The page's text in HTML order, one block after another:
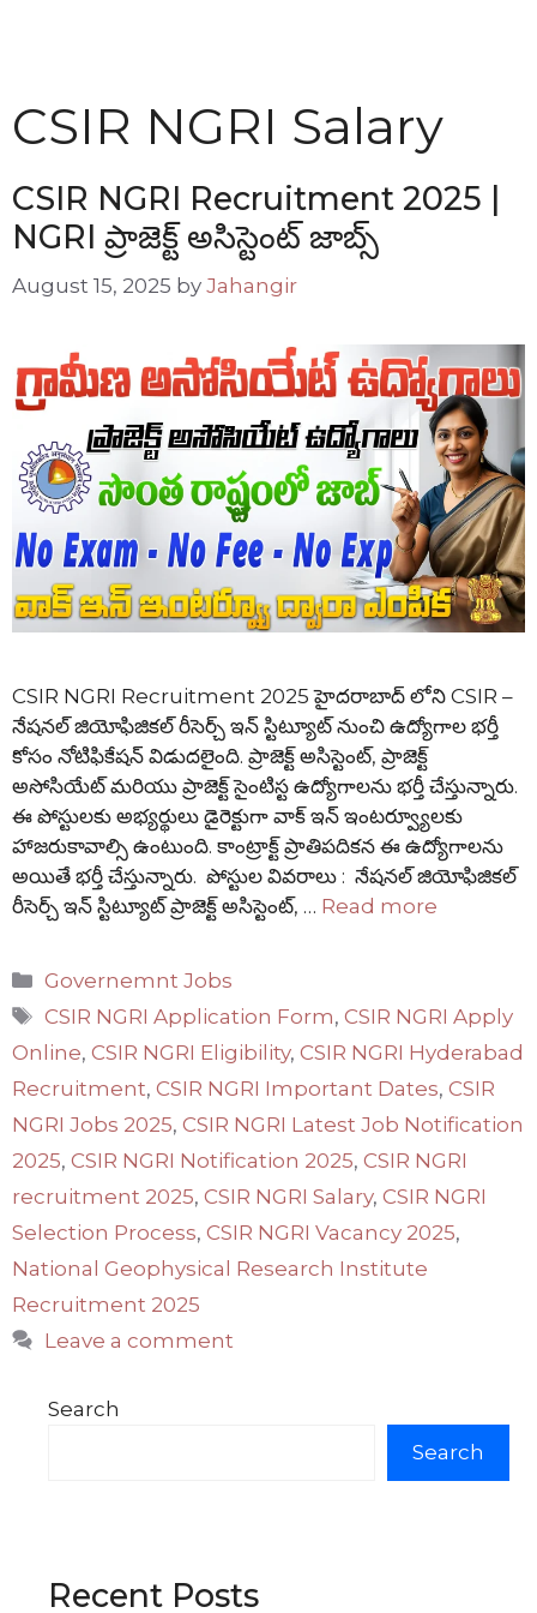
CSIR NGRI Salary
CSIR NGRI Recruitment 2025 |
NGRI ప్రాజెక్ట్ అసిస్టెంట్ జాబ్స్
August 15, 2025 by Jahangir
CSIR NGRI Recruitment 2025 హైదరాబాద్ లోని CSIR –
నేషనల్ జియోఫిజికల్ రీసెర్చ్ ఇన్ స్టిట్యూట్ నుంచి ఉద్యోగాల భర్తీ
కోసం నోటిఫికేషన్ విడుదలైంది. ప్రాజెక్ట్ అసిస్టెంట్, ప్రాజెక్ట్
అసోసియేట్ మరియు ప్రాజెక్ట్ సైంటిస్ట ఉద్యోగాలను భర్తీ చేస్తున్నారు.
ఈ పోస్టులకు అభ్యర్థులు డైరెక్టుగా వాక్ ఇన్ ఇంటర్వ్యూలకు
హాజరుకావాల్సి ఉంటుంది. కాంట్రాక్ట్ ప్రాతిపదికన ఈ ఉద్యోగాలను
అయితే భర్తీ చేస్తున్నారు. పోస్టుల వివరాలు : నేషనల్ జియోఫిజికల్
రీసెర్చ్ ఇన్ స్టిట్యూట్ ప్రాజెక్ట్ అసిస్టెంట్, … Read more
Categories
Governemnt Jobs
Tags
CSIR NGRI Application Form,CSIR NGRI Apply
Online, CSIR NGRI Eligibility, CSIR NGRI Hyderabad
Recruitment, CSIR NGRI Important Dates, CSIR
NGRI Jobs 2025, CSIR NGRI Latest Job Notification
2025, CSIR NGRI Notification 2025, CSIR NGRI
recruitment 2025, CSIR NGRI Salary, CSIR NGRI
Selection Process, CSIR NGRI Vacancy 2025,
National Geophysical Research Institute
Recruitment 2025
Leave a comment
Search
Search
Recent Posts